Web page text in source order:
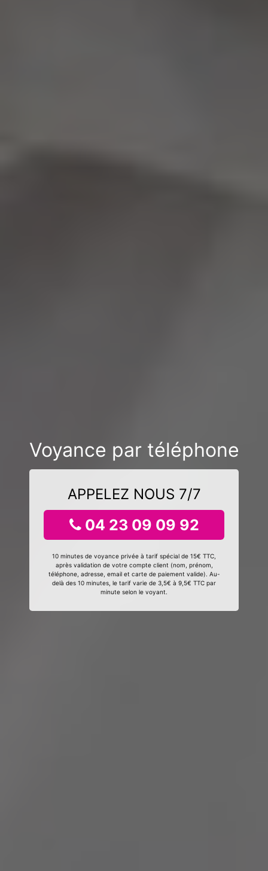
Voyance par téléphone
APPELEZ NOUS 7/7
04 23 09 09 92
10 minutes de voyance privée à tarif spécial de 15€ TTC,
après validation de votre compte client (nom, prénom,
téléphone, adresse, email et carte de paiement valide). Au-
delà des 10 minutes, le tarif varie de 3,5€ à 9,5€ TTC par
minute selon le voyant.